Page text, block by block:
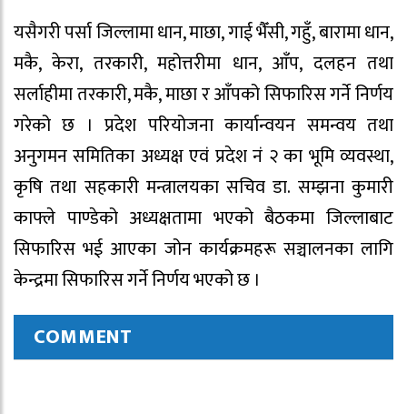
यसैगरी पर्सा जिल्लामा धान, माछा, गाई भैँसी, गहुँ, बारामा धान,
मकै, केरा, तरकारी, महोत्तरीमा धान, आँप, दलहन तथा
सर्लाहीमा तरकारी, मकै, माछा र आँपको सिफारिस गर्ने निर्णय
गरेको छ । प्रदेश परियोजना कार्यान्वयन समन्वय तथा
अनुगमन समितिका अध्यक्ष एवं प्रदेश नं २ का भूमि व्यवस्था,
कृषि तथा सहकारी मन्त्रालयका सचिव डा. सम्झना कुमारी
काफ्ले पाण्डेको अध्यक्षतामा भएको बैठकमा जिल्लाबाट
सिफारिस भई आएका जोन कार्यक्रमहरू सञ्चालनका लागि
केन्द्रमा सिफारिस गर्ने निर्णय भएको छ ।
COMMENT